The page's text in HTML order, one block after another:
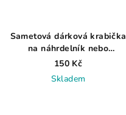
Sametová dárková krabička
na náhrdelník nebo
přívěsek růžová
150 Kč
Skladem